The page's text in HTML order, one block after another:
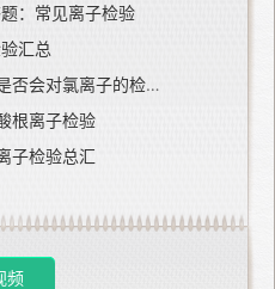
：常见离子检验
汇总
对氯离子的检验产生干扰作用？
根离子检验
子检验总汇
频